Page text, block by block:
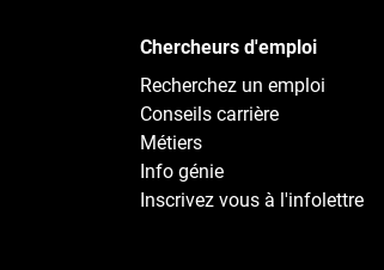
Chercheurs d'emploi
Recherchez un emploi
Conseils carrière
Métiers
Info génie
Inscrivez vous à l'infolettre